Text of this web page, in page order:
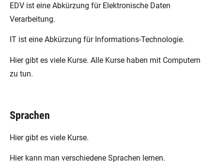
EDV ist eine Abkürzung für Elektronische Daten
Verarbeitung.
IT ist eine Abkürzung für Informations-Technologie.
Hier gibt es viele Kurse. Alle Kurse haben mit Computern
zu tun.
Sprachen
Hier gibt es viele Kurse.
Hier kann man verschiedene Sprachen lernen.